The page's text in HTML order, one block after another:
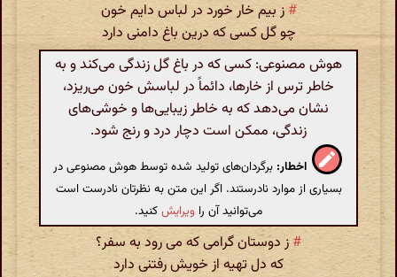
# ز بیم خار خورد در لباس دایم خون
چو گل کسی که درین باغ دامنی دارد
هوش مصنوعی: کسی که در باغ گل زندگی می‌کند و به
خاطر ترس از خارها، دائماً در لباسش خون می‌ریزد،
نشان می‌دهد که به خاطر زیبایی‌ها و خوشی‌های
زندگی، ممکن است دچار درد و رنج شود.
اخطار: برگردان‌های تولید شده توسط هوش مصنوعی در
بسیاری از موارد نادرستند. اگر این متن به نظرتان نادرست است
می‌توانید آن را ویرایشکنید.
# ز دوستان گرامی که می رود به سفر؟
که دل تهیه از خویش رفتنی دارد